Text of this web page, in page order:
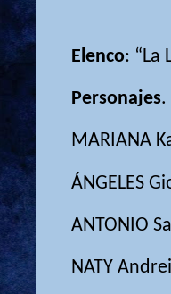
Elenco: “La
Personajes.
MARIANA
ÁNGELES
ANTONIO
NATY